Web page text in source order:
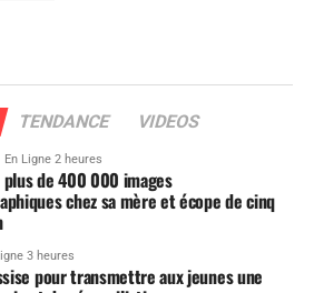
TENDANCE VIDEOS
En Ligne 2 heures
de 400 000 images
chez sa mère et écope de cinq
3 heures
pour transmettre aux jeunes une